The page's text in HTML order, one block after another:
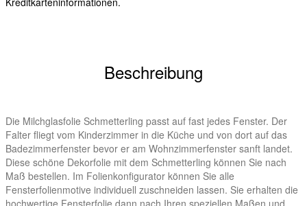
Beschreibung
Die Milchglasfolie Schmetterling passt auf fast jedes Fenster. Der
Falter fliegt vom Kinderzimmer in die Küche und von dort auf das
Badezimmerfenster bevor er am Wohnzimmerfenster sanft landet.
Diese schöne Dekorfolie mit dem Schmetterling können Sie nach
Maß bestellen. Im Folienkonfigurator können Sie alle
Fensterfolienmotive individuell zuschneiden lassen. Sie erhalten die